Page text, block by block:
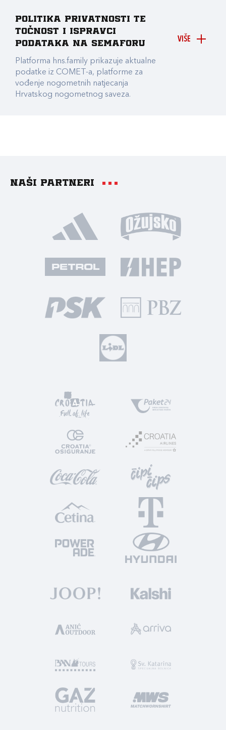
VIŠE
Politika privatnosti te
točnost i ispravci
podataka na Semaforu
Platforma hns.family prikazuje aktualne
podatke iz COMET-a, platforme za
vođenje nogometnih natjecanja
Hrvatskog nogometnog saveza.
Naši partneri